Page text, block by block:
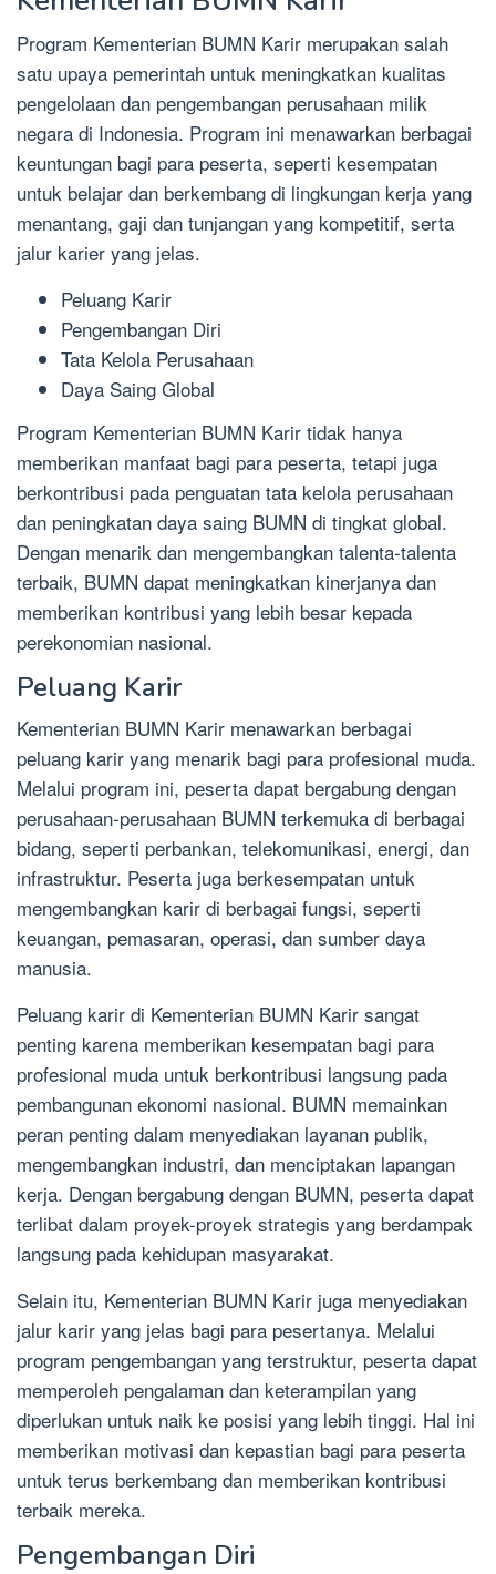
Program Kementerian BUMN Karir merupakan salah
satu upaya pemerintah untuk meningkatkan kualitas
pengelolaan dan pengembangan perusahaan milik
negara di Indonesia. Program ini menawarkan berbagai
keuntungan bagi para peserta, seperti kesempatan
untuk belajar dan berkembang di lingkungan kerja yang
menantang, gaji dan tunjangan yang kompetitif, serta
jalur karier yang jelas.
Peluang Karir
Pengembangan Diri
Tata Kelola Perusahaan
Daya Saing Global
Program Kementerian BUMN Karir tidak hanya
memberikan manfaat bagi para peserta, tetapi juga
berkontribusi pada penguatan tata kelola perusahaan
dan peningkatan daya saing BUMN di tingkat global.
Dengan menarik dan mengembangkan talenta-talenta
terbaik, BUMN dapat meningkatkan kinerjanya dan
memberikan kontribusi yang lebih besar kepada
perekonomian nasional.
Peluang Karir
Kementerian BUMN Karir menawarkan berbagai
peluang karir yang menarik bagi para profesional muda.
Melalui program ini, peserta dapat bergabung dengan
perusahaan-perusahaan BUMN terkemuka di berbagai
bidang, seperti perbankan, telekomunikasi, energi, dan
infrastruktur. Peserta juga berkesempatan untuk
mengembangkan karir di berbagai fungsi, seperti
keuangan, pemasaran, operasi, dan sumber daya
manusia.
Peluang karir di Kementerian BUMN Karir sangat
penting karena memberikan kesempatan bagi para
profesional muda untuk berkontribusi langsung pada
pembangunan ekonomi nasional. BUMN memainkan
peran penting dalam menyediakan layanan publik,
mengembangkan industri, dan menciptakan lapangan
kerja. Dengan bergabung dengan BUMN, peserta dapat
terlibat dalam proyek-proyek strategis yang berdampak
langsung pada kehidupan masyarakat.
Selain itu, Kementerian BUMN Karir juga menyediakan
jalur karir yang jelas bagi para pesertanya. Melalui
program pengembangan yang terstruktur, peserta dapat
memperoleh pengalaman dan keterampilan yang
diperlukan untuk naik ke posisi yang lebih tinggi. Hal ini
memberikan motivasi dan kepastian bagi para peserta
untuk terus berkembang dan memberikan kontribusi
terbaik mereka.
Pengembangan Diri